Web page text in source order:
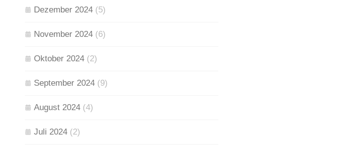
Dezember 2024 (5)
November 2024 (6)
Oktober 2024 (2)
September 2024 (9)
August 2024 (4)
Juli 2024 (2)